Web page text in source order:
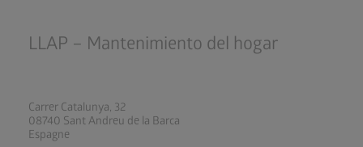
LLAP – Mantenimiento del hogar
Carrer Catalunya, 32
08740 Sant Andreu de la Barca
Espagne